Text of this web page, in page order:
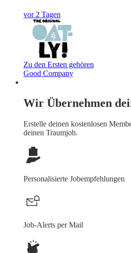
vor 2 Tagen
Zu den Ersten gehören
Good Company
Wir Übernehmen
Erstelle deinen kostenlosen
deinen Traumjob.
Personalisierte Jobempfehlungen
Job-Alerts per Mail